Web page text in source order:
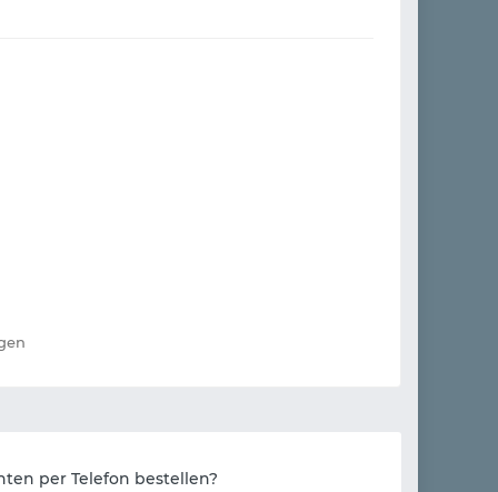
per Telefon bestellen?